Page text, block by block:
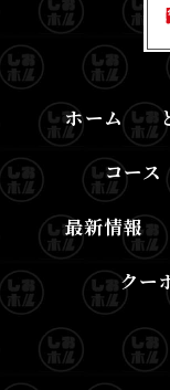
ホーム
コース
最新情報
クー